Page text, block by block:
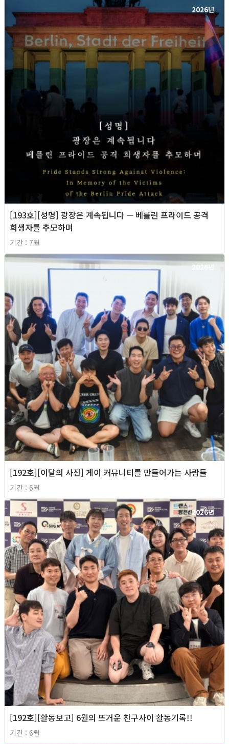
2026년
[193호][성명] 광장은 계속됩니다 — 베를린 프라이드 공격
희생자를 추모하며
기간 : 7월
2026년
[192호][이달의 사진] 게이 커뮤니티를 만들어가는 사람들
기간 : 6월
2026년
[192호][활동보고] 6월의 뜨거운 친구사이 활동기록!!
기간 : 6월